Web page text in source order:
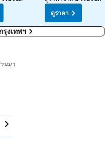
ดูราคา
งเทพฯ
นมา